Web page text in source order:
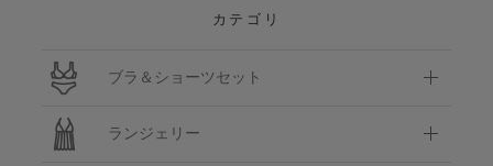
カテゴリ
ブラ＆ショーツセット
ランジェリー